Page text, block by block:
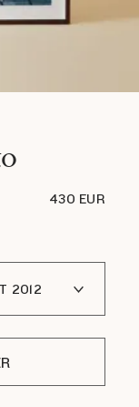
430 EUR
2012
- ÉTÉ 2022